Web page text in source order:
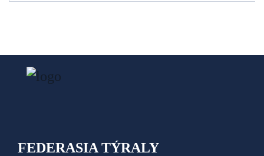
FEDERASIA TÝRALY